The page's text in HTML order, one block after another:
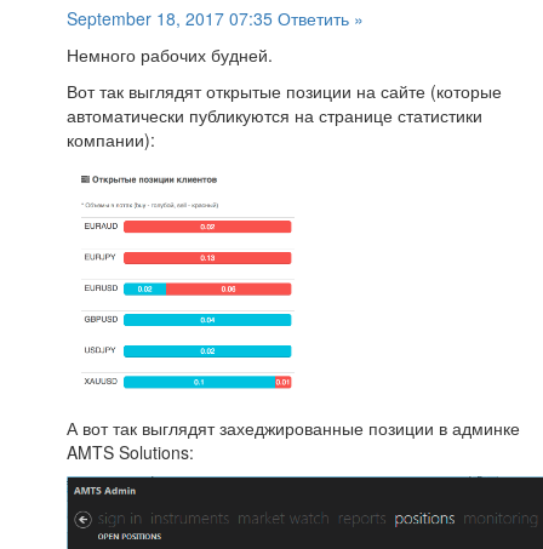
September 18, 2017 07:35 Ответить »
Немного рабочих будней.
Вот так выглядят открытые позиции на сайте (которые
автоматически публикуются на странице статистики
компании):
А вот так выглядят захеджированные позиции в админке
AMTS Solutions: